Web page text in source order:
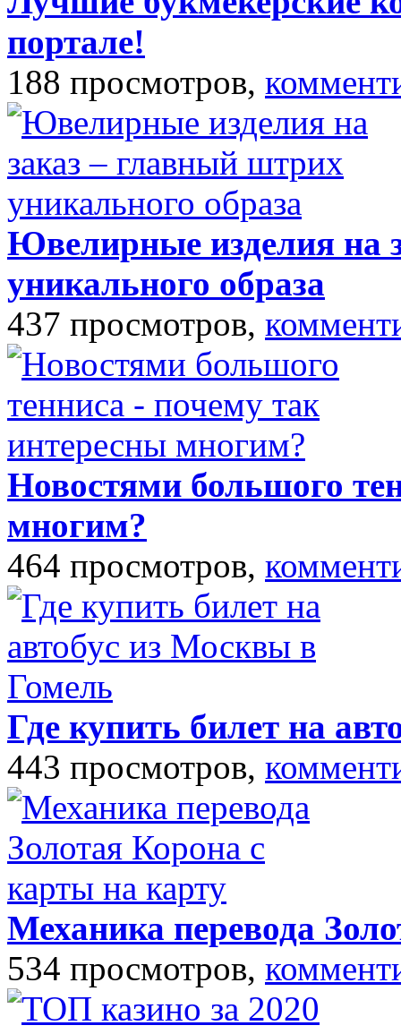
портале!
188 просмотров,
Ювелирные изделия на
уникального образа
437 просмотров,
Новостями большого
многим?
464 просмотров,
Где купить билет на
443 просмотров,
Механика перевода
534 просмотров,